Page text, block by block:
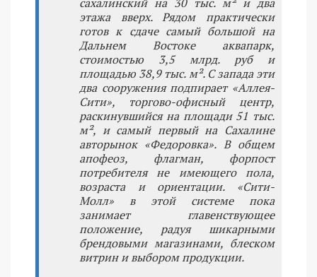
этажа вверх. Рядом практически
готов к сдаче самый большой на
Дальнем Востоке аквапарк,
стоимостью 3,5 млрд. руб и
площадью 38,9 тыс. м². С запада эти
два сооружения подпирает «Аллея-
Сити», торгово-офисный центр,
раскинувшийся на площади 51 тыс.
м², и самый первый на Сахалине
авторынок «Федоровка». В общем
апофеоз, флагман, форпост
потребителя не имеющего пола,
возраста и ориентации. «Сити-
Молл» в этой системе пока
занимает главенствующее
положение, радуя шикарными
брендовыми магазинами, блеском
витрин и выбором продукции.